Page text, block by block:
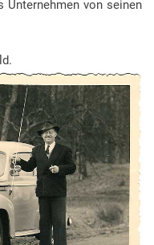
Unternehmen von seinen